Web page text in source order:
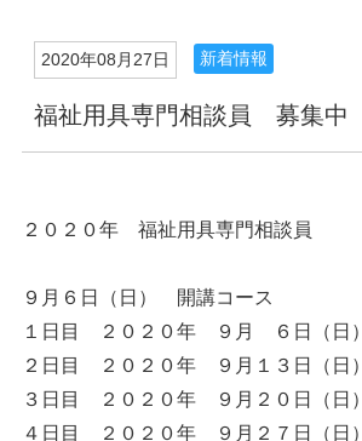
2020年08月27日 新着情報
福祉用具専門相談員 募集中
２０２０年 福祉用具専門相談員
９月６日（日） 開講コース
１日目 ２０２０年 ９月 ６日（日）
２日目 ２０２０年 ９月１３日（日）
３日目 ２０２０年 ９月２０日（日）
４日目 ２０２０年 ９月２７日（日）